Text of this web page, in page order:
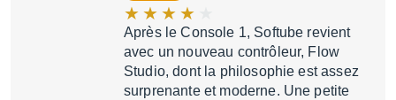
Après le Console 1, Softube revient
avec un nouveau contrôleur, Flow
Studio, dont la philosophie est assez
surprenante et moderne. Une petite